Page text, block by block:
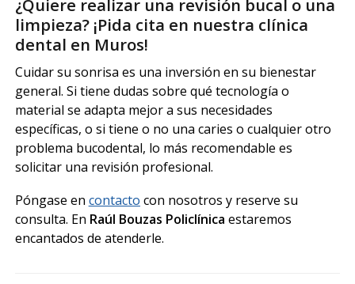
limpieza? ¡Pida cita en nuestra clínica
dental en Muros!
Cuidar su sonrisa es una inversión en su bienestar
general. Si tiene dudas sobre qué tecnología o
material se adapta mejor a sus necesidades
específicas, o si tiene o no una caries o cualquier otro
problema bucodental, lo más recomendable es
solicitar una revisión profesional.
Póngase en contacto con nosotros y reserve su
consulta. En Raúl Bouzas Policlínica estaremos
encantados de atenderle.